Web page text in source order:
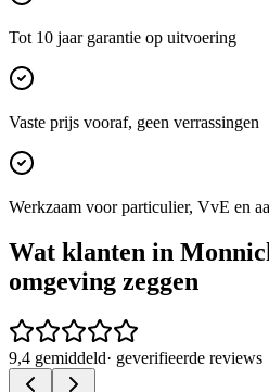
Tot 10 jaar garantie op uitvoering
Vaste prijs vooraf, geen verrassingen
Werkzaam voor particulier, VvE en
Wat klanten in
omgeving zeggen
9,4 gemiddeld· geverifieerde reviews